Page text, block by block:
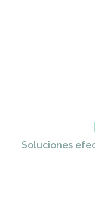
Soluciones